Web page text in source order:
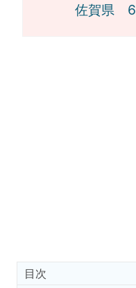
佐賀県 6
目次